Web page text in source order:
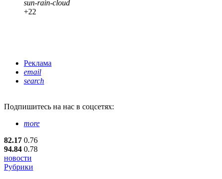
sun-rain-cloud
+22
Реклама
email
search
Подпишитесь на нас в соцсетях:
more
82.17 0.76
94.84 0.78
новости
Рубрики